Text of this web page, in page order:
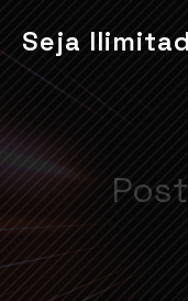
Seja